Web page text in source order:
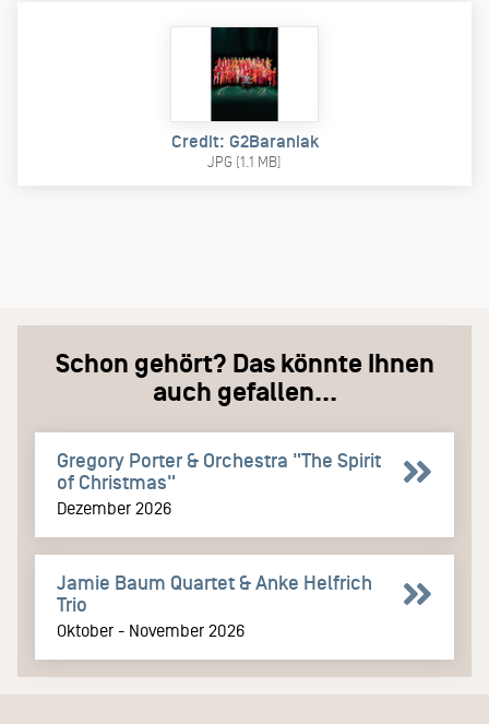
Credit: G2Baraniak
JPG (1.1 MB)
Schon gehört? Das könnte Ihnen
auch gefallen...
Gregory Porter & Orchestra "The Spirit
of Christmas"
Dezember 2026
Jamie Baum Quartet & Anke Helfrich
Trio
Oktober - November 2026